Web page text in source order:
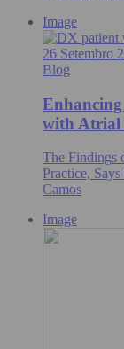
Image
26 Setembro
Blog
with
The Findings
Practice,
Camos
Image